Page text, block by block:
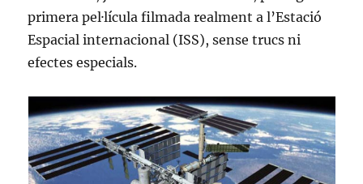
primera pel·lícula filmada realment a l’Estació
Espacial internacional (ISS), sense trucs ni
efectes especials.